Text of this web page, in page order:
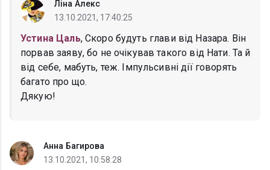
Ліна Алекс
13.10.2021, 17:40:25
Устина Цаль, Скоро будуть глави від Назара. Він
порвав заяву, бо не очікував такого від Нати. Та й
від себе, мабуть, теж. Імпульсивні дії говорять
багато про що.
Дякую!
Анна Багирова
13.10.2021, 10:58:28